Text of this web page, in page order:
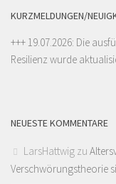
KURZMELDUNGEN/
+++ 19.07.2026: Die
Resilienz wurde
NEUESTE KOMMENTARE
LarsHattwig zu
Verschwörungstheorie